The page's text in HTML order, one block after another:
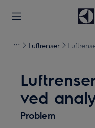
Luftrenser
ved
Problem